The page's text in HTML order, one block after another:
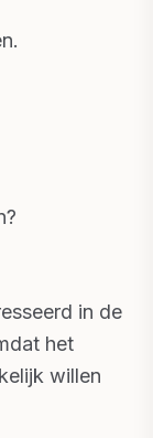
in de
het
willen